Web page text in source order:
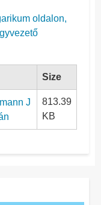
oldalon,
Size
J
813.39
KB